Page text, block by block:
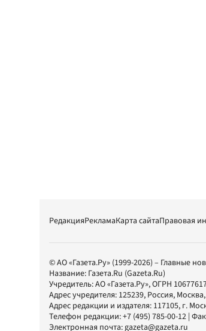
РедакцияРекламаКарта сайтаПравовая
© АО «Газета.Ру» (1999-2026) – Главные
Название: Газета.Ru (Gazeta.Ru)
Учредитель:АО «Газета.Ру», ОГРН
Адрес учредителя: 125239, Россия,
Адрес редакции и издателя: 117105, г.
Телефон редакции:+7 (495) 785-00-12 |
Электронная почта:gazeta@gazeta.ru